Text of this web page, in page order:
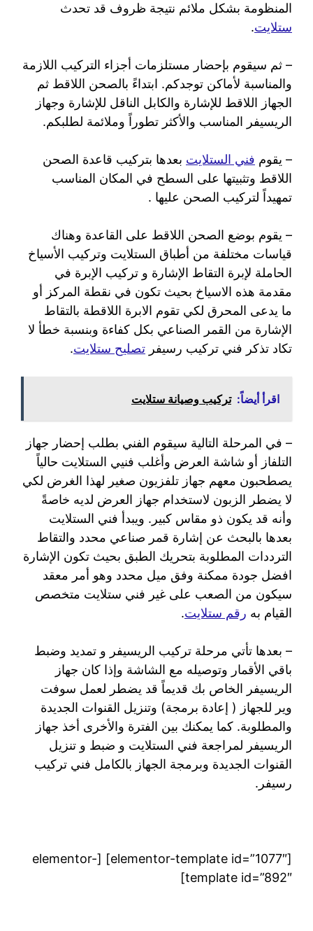
المنظومة بشكل ملائم نتيجة ظروف قد تحدث
ستلايت.
– ثم سيقوم بإحضار مستلزمات أجزاء التركيب اللازمة
والمناسبة لأماكن توجدكم. ابتداءً بالصحن اللاقط ثم
الجهاز اللاقط للإشارة والكابل الناقل للإشارة وجهاز
الريسيفر المناسب والأكثر تطوراً وملائمة لطلبكم.
– يقوم فني الستلايت بعدها بتركيب قاعدة الصحن
اللاقط وتثبيتها على السطح في المكان المناسب
تمهيداً لتركيب الصحن عليها .
– يقوم بوضع الصحن اللاقط على القاعدة وهناك
قياسات مختلفة من أطباق الستلايت وتركيب الأسياخ
الحاملة لإبرة التقاط الإشارة و تركيب الإبرة في
مقدمة هذه الاسياخ بحيث تكون في نقطة المركز أو
ما يدعى المحرق لكي تقوم الابرة اللاقطة بالتقاط
الإشارة من القمر الصناعي بكل كفاءة وبنسبة خطأ لا
تكاد تذكر فني تركيب رسيفر تصليح ستلايت.
اقرأ أيضاً: تركيب وصيانة ستلايت
– في المرحلة التالية سيقوم الفني بطلب إحضار جهاز
التلفاز أو شاشة العرض وأغلب فنيي الستلايت حالياً
يصطحبون معهم جهاز تلفزيون صغير لهذا الغرض لكي
لا يضطر الزبون لاستخدام جهاز العرض لديه خاصةً
وأنه قد يكون ذو مقاس كبير. ويبدأ فني الستلايت
بعدها بالبحث عن إشارة قمر صناعي محدد والتقاط
الترددات المطلوبة بتحريك الطبق بحيث تكون الإشارة
افضل جودة ممكنة وفق ميل محدد وهو أمر معقد
سيكون من الصعب على غير فني ستلايت متخصص
القيام به رقم ستلايت.
– بعدها تأتي مرحلة تركيب الريسيفر و تمديد وضبط
باقي الأقمار وتوصيله مع الشاشة وإذا كان جهاز
الريسيفر الخاص بك قديماً قد يضطر لعمل سوفت
وير للجهاز ( إعادة برمجة) وتنزيل القنوات الجديدة
والمطلوبة. كما يمكنك بين الفترة والأخرى أخذ جهاز
الريسيفر لمراجعة فني الستلايت و ضبط و تنزيل
القنوات الجديدة وبرمجة الجهاز بالكامل فني تركيب
رسيفر.
[elementor-template id=”1077″] [elementor-
template id=”892″]